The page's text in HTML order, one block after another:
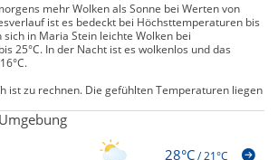
mehr Wolken als Sonne bei Werten von
ist es bedeckt bei Höchsttemperaturen bis
sich in Maria Stein leichte Wolken bei
25°C. In der Nacht ist es wolkenlos und das
ist zu rechnen. Die gefühlten Temperaturen liegen
28°C/21°C